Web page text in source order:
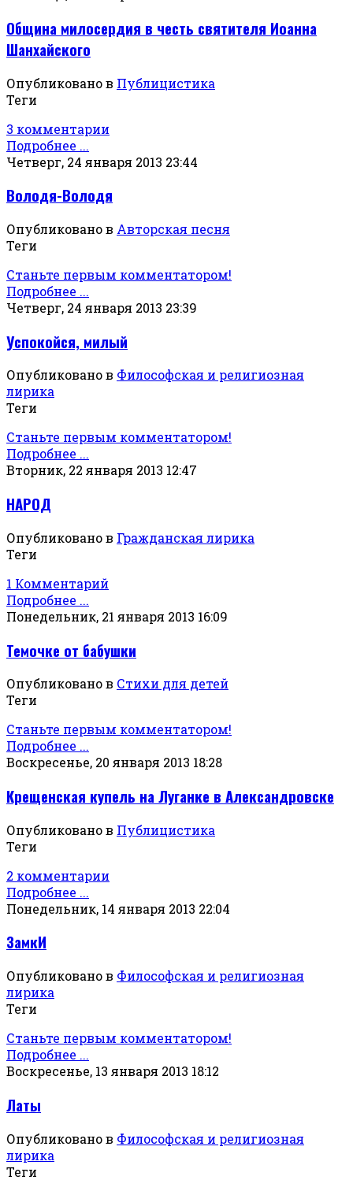
Община милосердия в честь святителя Иоанна
Шанхайского
Опубликовано в Публицистика
Теги
3 комментарии
Подробнее ...
Четверг, 24 января 2013 23:44
Володя-Володя
Опубликовано в Авторская песня
Теги
Станьте первым комментатором!
Подробнее ...
Четверг, 24 января 2013 23:39
Успокойся, милый
Опубликовано в Философская и религиозная
лирика
Теги
Станьте первым комментатором!
Подробнее ...
Вторник, 22 января 2013 12:47
НАРОД
Опубликовано в Гражданская лирика
Теги
1 Комментарий
Подробнее ...
Понедельник, 21 января 2013 16:09
Темочке от бабушки
Опубликовано в Стихи для детей
Теги
Станьте первым комментатором!
Подробнее ...
Воскресенье, 20 января 2013 18:28
Крещенская купель на Луганке в Александровске
Опубликовано в Публицистика
Теги
2 комментарии
Подробнее ...
Понедельник, 14 января 2013 22:04
ЗамкИ
Опубликовано в Философская и религиозная
лирика
Теги
Станьте первым комментатором!
Подробнее ...
Воскресенье, 13 января 2013 18:12
Латы
Опубликовано в Философская и религиозная
лирика
Теги